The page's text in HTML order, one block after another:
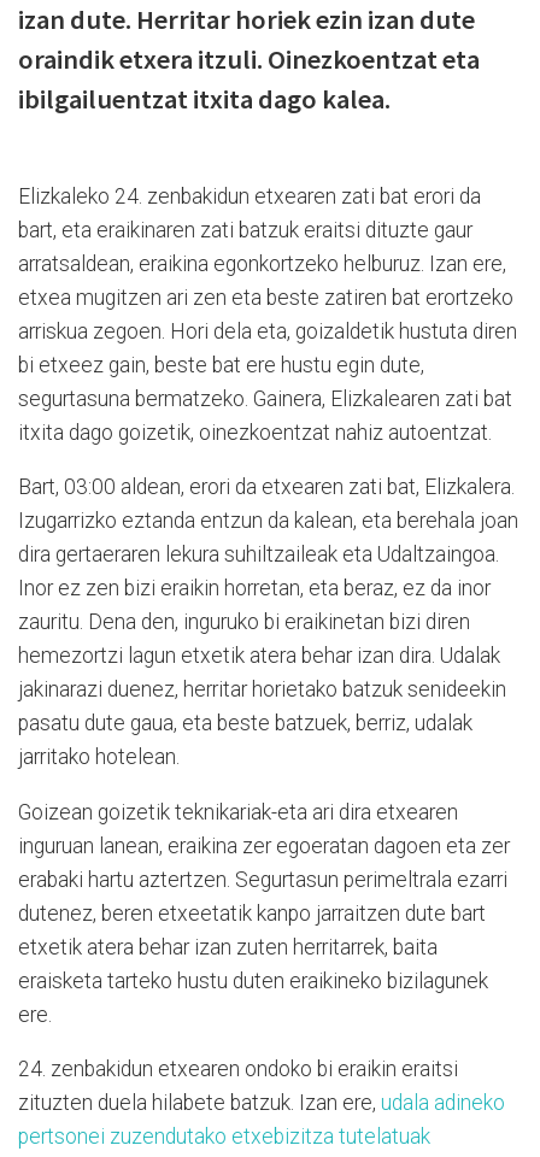
izan dute. Herritar horiek ezin izan dute
oraindik etxera itzuli. Oinezkoentzat eta
ibilgailuentzat itxita dago kalea.
Elizkaleko 24. zenbakidun etxearen zati bat erori da
bart, eta eraikinaren zati batzuk eraitsi dituzte gaur
arratsaldean, eraikina egonkortzeko helburuz. Izan ere,
etxea mugitzen ari zen eta beste zatiren bat erortzeko
arriskua zegoen. Hori dela eta, goizaldetik hustuta diren
bi etxeez gain, beste bat ere hustu egin dute,
segurtasuna bermatzeko. Gainera, Elizkalearen zati bat
itxita dago goizetik, oinezkoentzat nahiz autoentzat.
Bart, 03:00 aldean, erori da etxearen zati bat, Elizkalera.
Izugarrizko eztanda entzun da kalean, eta berehala joan
dira gertaeraren lekura suhiltzaileak eta Udaltzaingoa.
Inor ez zen bizi eraikin horretan, eta beraz, ez da inor
zauritu. Dena den, inguruko bi eraikinetan bizi diren
hemezortzi lagun etxetik atera behar izan dira. Udalak
jakinarazi duenez, herritar horietako batzuk senideekin
pasatu dute gaua, eta beste batzuek, berriz, udalak
jarritako hotelean.
Goizean goizetik teknikariak-eta ari dira etxearen
inguruan lanean, eraikina zer egoeratan dagoen eta zer
erabaki hartu aztertzen. Segurtasun perimeltrala ezarri
dutenez, beren etxeetatik kanpo jarraitzen dute bart
etxetik atera behar izan zuten herritarrek, baita
eraisketa tarteko hustu duten eraikineko bizilagunek
ere.
24. zenbakidun etxearen ondoko bi eraikin eraitsi
zituzten duela hilabete batzuk. Izan ere, udala adineko
pertsonei zuzendutako etxebizitza tutelatuak